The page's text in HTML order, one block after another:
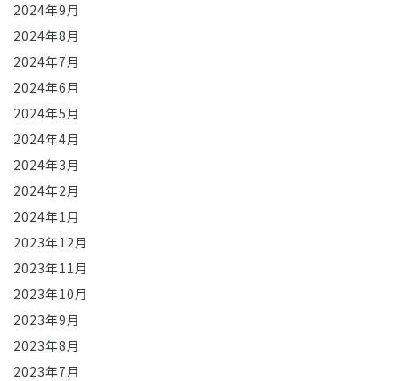
2024年9月
2024年8月
2024年7月
2024年6月
2024年5月
2024年4月
2024年3月
2024年2月
2024年1月
2023年12月
2023年11月
2023年10月
2023年9月
2023年8月
2023年7月